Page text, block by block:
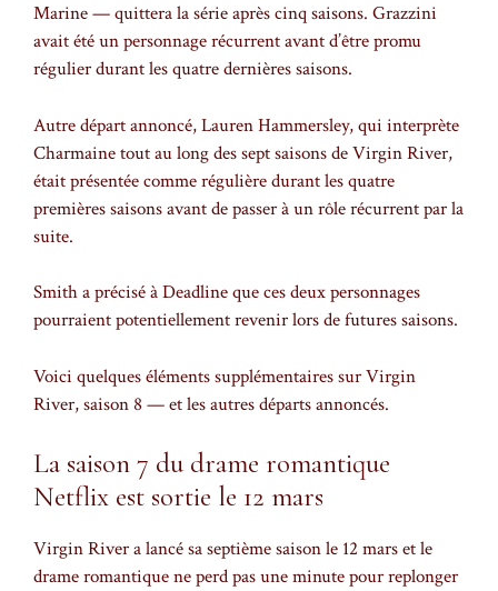
Marine — quittera la série après cinq saisons. Grazzini
avait été un personnage récurrent avant d’être promu
régulier durant les quatre dernières saisons.
Autre départ annoncé, Lauren Hammersley, qui interprète
Charmaine tout au long des sept saisons de Virgin River,
était présentée comme régulière durant les quatre
premières saisons avant de passer à un rôle récurrent par la
suite.
Smith a précisé à Deadline que ces deux personnages
pourraient potentiellement revenir lors de futures saisons.
Voici quelques éléments supplémentaires sur Virgin
River, saison 8 — et les autres départs annoncés.
La saison 7 du drame romantique
Netflix est sortie le 12 mars
Virgin River a lancé sa septième saison le 12 mars et le
drame romantique ne perd pas une minute pour replonger